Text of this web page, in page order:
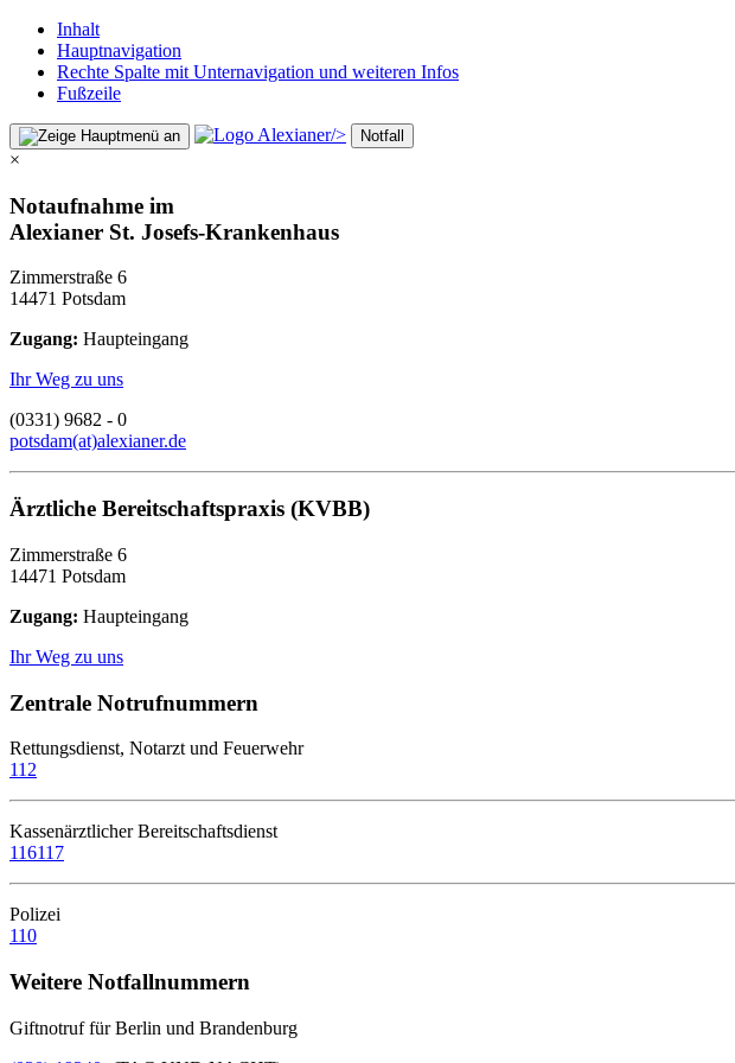
Inhalt
Hauptnavigation
Rechte Spalte mit Unternavigation und weiteren Infos
Fußzeile
/> Notfall
×
Notaufnahme im
Alexianer St. Josefs-Krankenhaus
Zimmerstraße 6
14471 Potsdam
Zugang: Haupteingang
Ihr Weg zu uns
(0331) 9682 - 0
potsdam(at)alexianer.de
Ärztliche Bereitschaftspraxis (KVBB)
Zimmerstraße 6
14471 Potsdam
Zugang: Haupteingang
Ihr Weg zu uns
Zentrale Notrufnummern
Rettungsdienst, Notarzt und Feuerwehr
112
Kassenärztlicher Bereitschaftsdienst
116117
Polizei
110
Weitere Notfallnummern
Giftnotruf für Berlin und Brandenburg